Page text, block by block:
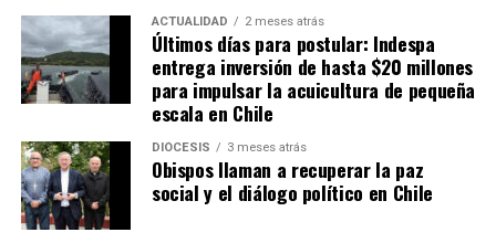
ACTUALIDAD 2 meses atrás
Últimos días para postular: Indespa
entrega inversión de hasta $20 millones
para impulsar la acuicultura de pequeña
escala en Chile
DIÓCESIS 3 meses atrás
Obispos llaman a recuperar la paz
social y el diálogo político en Chile